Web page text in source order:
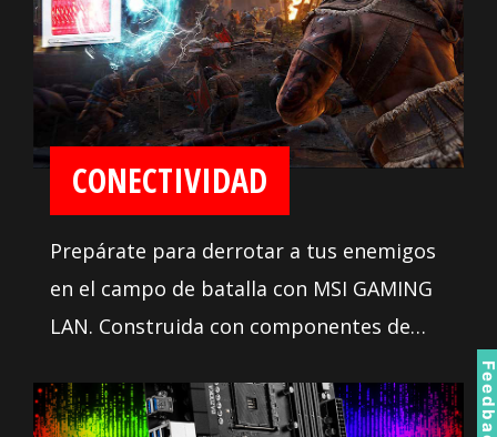
CONECTIVIDAD
Prepárate para derrotar a tus enemigos
en el campo de batalla con MSI GAMING
LAN. Construida con componentes de
ajustada para darte la mejor experiencia